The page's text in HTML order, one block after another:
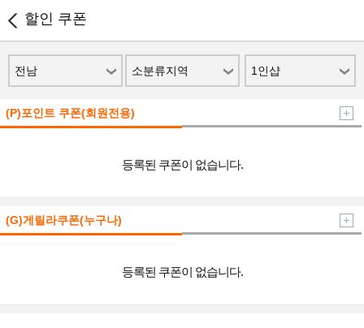
할인 쿠폰
전남 소분류지역 1인샵
(P)포인트 쿠폰(회원전용)
등록된 쿠폰이 없습니다.
(G)게릴라쿠폰(누구나)
등록된 쿠폰이 없습니다.